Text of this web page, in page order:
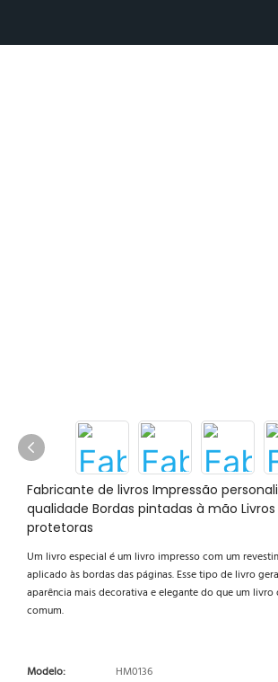
Fabricante de livros Impressão
qualidade Bordas pintadas à mão
protetoras
Um livro especial é um livro impresso com um
aplicado às bordas das páginas. Esse tipo de livro
aparência mais decorativa e elegante do que um livro
comum.
Modelo:
HM0136